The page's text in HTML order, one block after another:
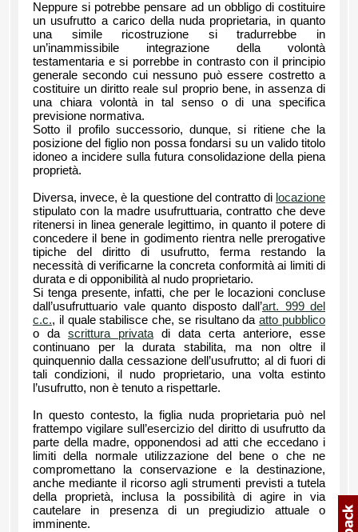
Neppure si potrebbe pensare ad un obbligo di costituire
un usufrutto a carico della nuda proprietaria, in quanto
una simile ricostruzione si tradurrebbe in
un’inammissibile integrazione della volontà
testamentaria e si porrebbe in contrasto con il principio
generale secondo cui nessuno può essere costretto a
costituire un diritto reale sul proprio bene, in assenza di
una chiara volontà in tal senso o di una specifica
previsione normativa.
Sotto il profilo successorio, dunque, si ritiene che la
posizione del figlio non possa fondarsi su un valido titolo
idoneo a incidere sulla futura consolidazione della piena
proprietà.
Diversa, invece, è la questione del contratto di locazione
stipulato con la madre usufruttuaria, contratto che deve
ritenersi in linea generale legittimo, in quanto il potere di
concedere il bene in godimento rientra nelle prerogative
tipiche del diritto di usufrutto, ferma restando la
necessità di verificarne la concreta conformità ai limiti di
durata e di opponibilità al nudo proprietario.
Si tenga presente, infatti, che per le locazioni concluse
dall’usufruttuario vale quanto disposto dall’art. 999 del
c.c., il quale stabilisce che, se risultano daatto pubblico
o da scrittura privatadi data certa anteriore, esse
continuano per la durata stabilita, ma non oltre il
quinquennio dalla cessazione dell’usufrutto; al di fuori di
tali condizioni, il nudo proprietario, una volta estinto
l’usufrutto, non è tenuto a rispettarle.
In questo contesto, la figlia nuda proprietaria può nel
frattempo vigilare sull’esercizio del diritto di usufrutto da
parte della madre, opponendosi ad atti che eccedano i
limiti della normale utilizzazione del bene o che ne
compromettano la conservazione e la destinazione,
anche mediante il ricorso agli strumenti previsti a tutela
della proprietà, inclusa la possibilità di agire in via
cautelare in presenza di un pregiudizio attuale o
imminente.